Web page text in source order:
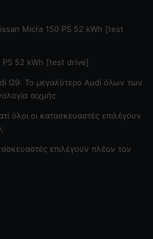
Micra 150 PS 52 kWh [test
PS 52 kWh [test drive]
Q9: Το μεγαλύτερο Audi όλων των
αιχμής
όλοι οι κατασκευαστές επιλέγουν
επιλέγουν πλέον τον